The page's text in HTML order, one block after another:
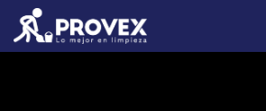
Ir al contenido